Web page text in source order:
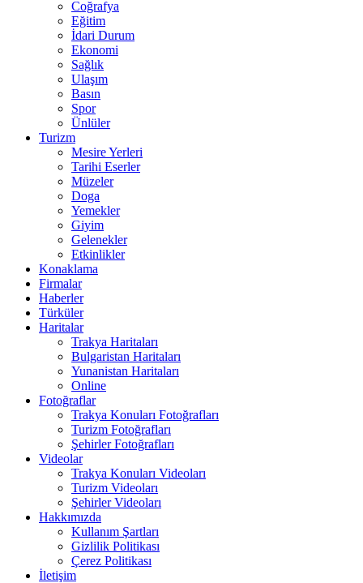
Coğrafya
Eğitim
İdari Durum
Ekonomi
Sağlık
Ulaşım
Basın
Spor
Ünlüler
Turizm
Mesire Yerleri
Tarihi Eserler
Müzeler
Doga
Yemekler
Giyim
Gelenekler
Etkinlikler
Konaklama
Firmalar
Haberler
Türküler
Haritalar
Trakya Haritaları
Bulgaristan Haritaları
Yunanistan Haritaları
Online
Fotoğraflar
Trakya Konuları Fotoğrafları
Turizm Fotoğrafları
Şehirler Fotoğrafları
Videolar
Trakya Konuları Videoları
Turizm Videoları
Şehirler Videoları
Hakkımızda
Kullanım Şartları
Gizlilik Politikası
Çerez Politikası
İletişim